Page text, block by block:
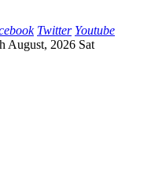
Twitter Youtube
August, 2026 Sat